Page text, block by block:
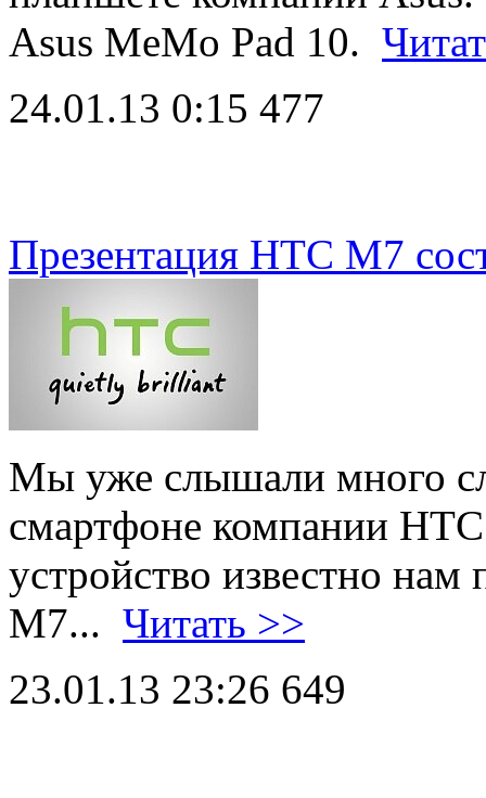
Asus MeMo Pad 10.
24.01.13 0:15 477
Презентация HTC M7
Мы уже слышали много
смартфоне компании
устройство известно
M7... Читать >>
23.01.13 23:26 649